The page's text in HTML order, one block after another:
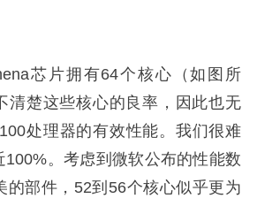
芯片拥有64个核心（如图所
清楚这些核心的良率，因此也无
处理器的有效性能。我们很难
100%。考虑到微软公布的性能数
的部件，52到56个核心似乎更为